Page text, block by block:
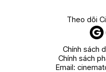
Theo dõi
Chính sách
Chính sách
Email: